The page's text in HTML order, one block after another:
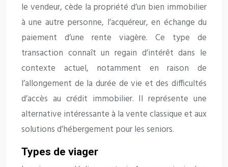
le vendeur, cède la propriété d’un bien immobilier
à une autre personne, l’acquéreur, en échange du
paiement d’une rente viagère. Ce type de
transaction connaît un regain d’intérêt dans le
contexte actuel, notamment en raison de
l’allongement de la durée de vie et des difficultés
d’accès au crédit immobilier. Il représente une
alternative intéressante à la vente classique et aux
solutions d’hébergement pour les seniors.
Types de viager